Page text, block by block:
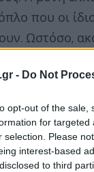
- Do Not
opt-out of the
for
selection. Please
interest-based
to third
που οι
Ωστόσο,
και έτσι ο
έχουν
στη Γη. Δύο
το ρομπότ
επίθεση
την ίδια